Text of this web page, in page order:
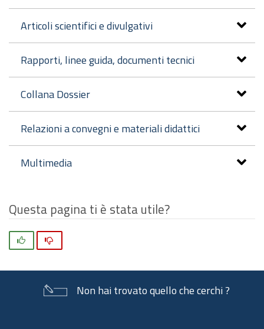
Articoli scientifici e divulgativi
Rapporti, linee guida, documenti tecnici
Collana Dossier
Relazioni a convegni e materiali didattici
Multimedia
Questa pagina ti è stata utile?
Non hai trovato quello che cerchi ?